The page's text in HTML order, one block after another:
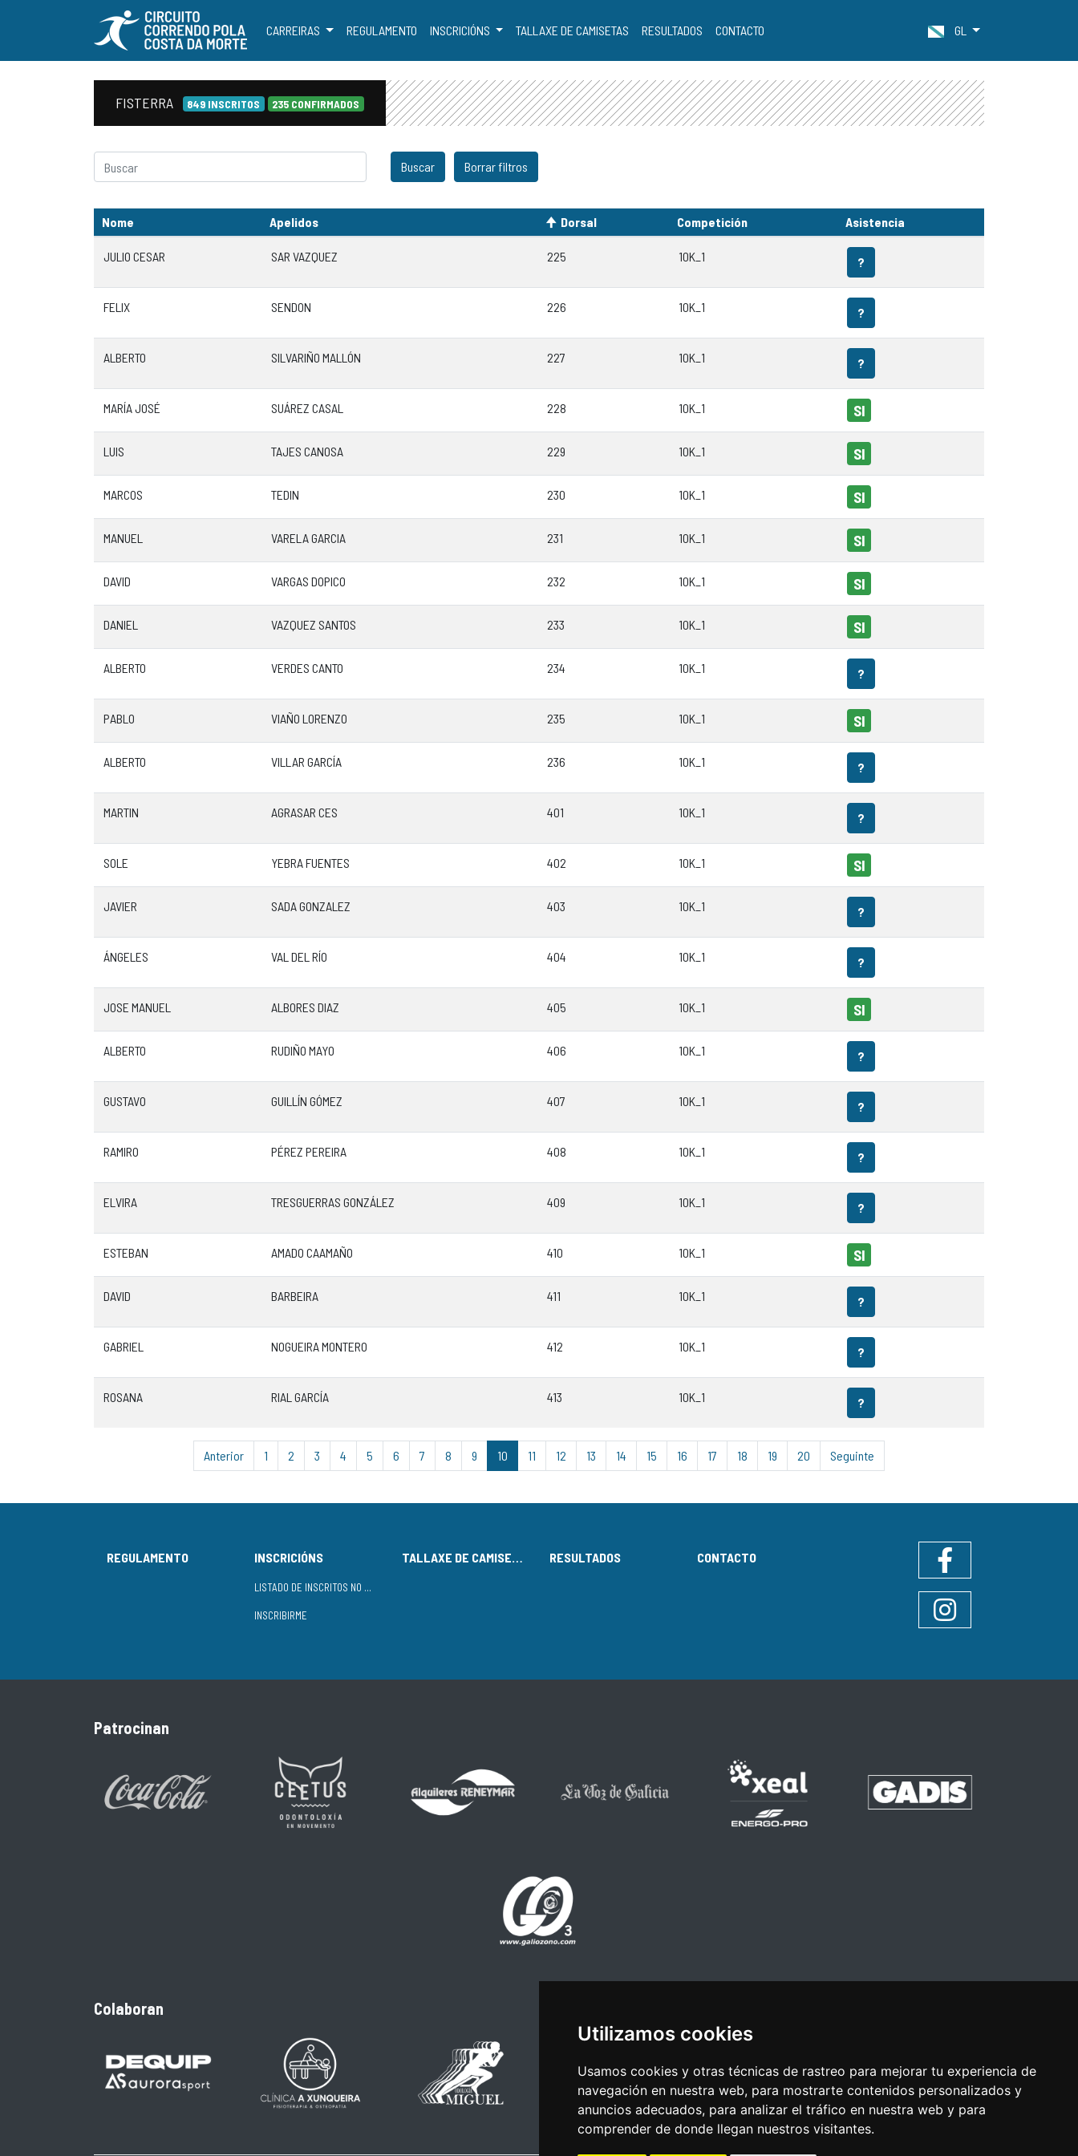
Utilizamos cookies
Usamos cookies y otras técnicas de rastreo para mejorar tu experiencia de
navegación en nuestra web, para mostrarte contenidos personalizados y
anuncios adecuados, para analizar el tráfico en nuestra web y para
comprender de donde llegan nuestros visitantes.
CARREIRAS REGULAMENTO INSCRICIÓNS TALLAXE DE CAMISETAS RESULTADOS CONTACTO GL
FISTERRA 849 INSCRITOS 235 CONFIRMADOS
Nome Apelidos Dorsal Competición Asistencia
JULIO CESAR SAR VAZQUEZ 225 10K_1 ?
FELIX SENDON 226 10K_1 ?
ALBERTO SILVARIÑO MALLÓN 227 10K_1 ?
MARÍA JOSÉ SUÁREZ CASAL 228 10K_1 SI
LUIS TAJES CANOSA 229 10K_1 SI
MARCOS TEDIN 230 10K_1 SI
MANUEL VARELA GARCIA 231 10K_1 SI
DAVID VARGAS DOPICO 232 10K_1 SI
DANIEL VAZQUEZ SANTOS 233 10K_1 SI
ALBERTO VERDES CANTO 234 10K_1 ?
PABLO VIAÑO LORENZO 235 10K_1 SI
ALBERTO VILLAR GARCÍA 236 10K_1 ?
MARTIN AGRASAR CES 401 10K_1 ?
SOLE YEBRA FUENTES 402 10K_1 SI
JAVIER SADA GONZALEZ 403 10K_1 ?
ÁNGELES VAL DEL RÍO 404 10K_1 ?
JOSE MANUEL ALBORES DIAZ 405 10K_1 SI
ALBERTO RUDIÑO MAYO 406 10K_1 ?
GUSTAVO GUILLÍN GÓMEZ 407 10K_1 ?
RAMIRO PÉREZ PEREIRA 408 10K_1 ?
ELVIRA TRESGUERRAS GONZÁLEZ 409 10K_1 ?
ESTEBAN AMADO CAAMAÑO 410 10K_1 SI
DAVID BARBEIRA 411 10K_1 ?
GABRIEL NOGUEIRA MONTERO 412 10K_1 ?
ROSANA RIAL GARCÍA 413 10K_1 ?
Anterior 1 2 3 4 5 6 7 8 9 10 11 12 13 14 15 16 17 18 19 20 Seguinte
REGULAMENTO INSCRICIÓNS
LISTADO DE INSCRITOS NO CIRCUÍTO
INSCRIBIRME
TALLAXE DE CAMISETAS RESULTADOS CONTACTO
Instagram
Patrocinan
Colaboran